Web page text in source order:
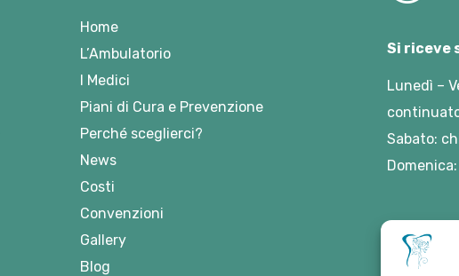
Home
L’Ambulatorio
I Medici
Piani di Cura e Prevenzione
Perché sceglierci?
News
Costi
Convenzioni
Gallery
Blog
Si riceve
Lunedì –
Sabato: